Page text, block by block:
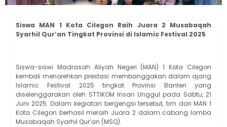
Siswa MAN 1 Kota Cilegon Raih Juara 2 Musabaqah
Syarhil Qur’an Tingkat Provinsi di Islamic Festival 2025
Siswa-siswi Madrasah Aliyah Negeri (MAN) 1 Kota Cilegon
kembali menorehkan prestasi membanggakan dalam ajang
Islamic Festival 2025 tingkat Provinsi Banten yang
diselenggarakan oleh STTIKOM Insan Unggul pada Sabtu, 21
Juni 2025. Dalam kegiatan bergengsi tersebut, tim dari MAN 1
Kota Cilegon berhasil meraih Juara 2 dalam cabang lomba
Musabaqah Syarhil Qur’an (MSQ).